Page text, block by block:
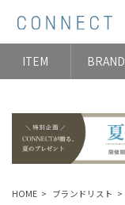
ITEM BRAND
HOME ブランドリスト